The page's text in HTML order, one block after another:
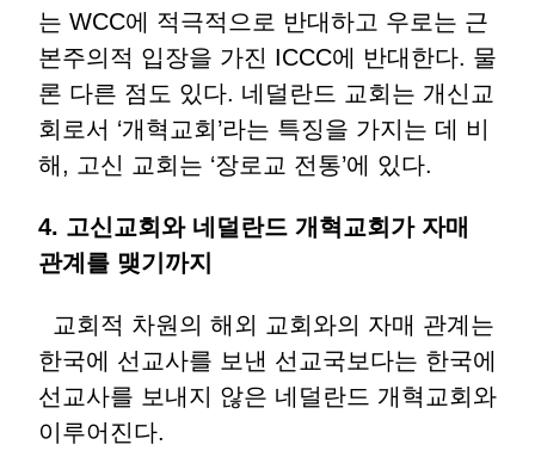
는 WCC에 적극적으로 반대하고 우로는 근
본주의적 입장을 가진 ICCC에 반대한다. 물
론 다른 점도 있다. 네덜란드 교회는 개신교
회로서 ‘개혁교회’라는 특징을 가지는 데 비
해, 고신 교회는 ‘장로교 전통’에 있다.
4. 고신교회와 네덜란드 개혁교회가 자매
관계를 맺기까지
교회적 차원의 해외 교회와의 자매 관계는
한국에 선교사를 보낸 선교국보다는 한국에
선교사를 보내지 않은 네덜란드 개혁교회와
이루어진다.